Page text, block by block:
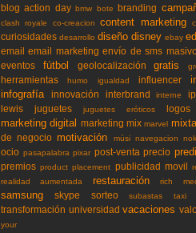
blog action day bmw bote branding
clash royale co-creacion content marketing
curiosidades desarrollo diseño disney ebay
email email marketing envío de sms
eventos
fútbol geolocalización gratis
herramientas humo igualdad influencer
infografía
innovación interbrand interne
lewis
juguetes juguetes eróticos logos
marketing digital marketing mix marvel mixta
de negocio motivación músi navegacion
ocio pasapalabra pixar post-venta precio
premios product placement publicidad movil
realidad aumentada
restauración rich
samsung skype sorteo subastas taxi
transformación universidad vacaciones
your